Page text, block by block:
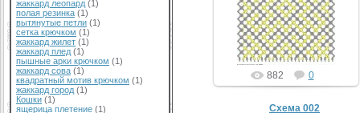
жаккард леопард (1)
полая резинка (1)
вытянутые петли (1)
сетка крючком (1)
жаккард жилет (1)
жаккард плед (1)
пышные арки крючком (1)
жаккард сова (1)
квадратный мотив крючком (1)
жаккард город (1)
Кошки (1)
ящерица плетение (1)
882 0
Схема 002